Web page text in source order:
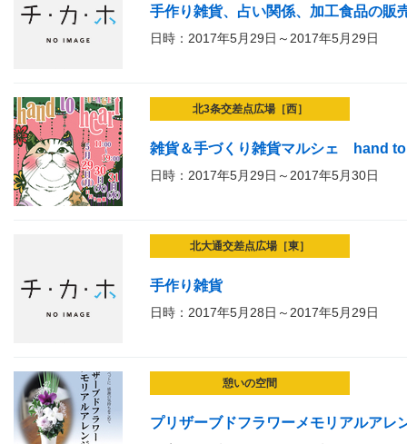
手作り雑貨、占い関係、加工食品の
日時：2017年5月29日～2017年5月29日
北3条交差点広場［西］
雑貨＆手づくり雑貨マルシェ hand
日時：2017年5月29日～2017年5月30日
北大通交差点広場［東］
手作り雑貨
日時：2017年5月28日～2017年5月29日
憩いの空間
プリザーブドフラワーメモリアルアレ